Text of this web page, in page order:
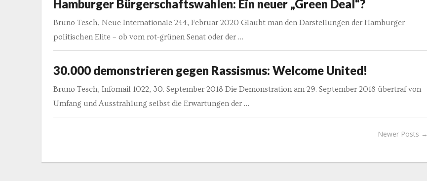
Hamburger Bürgerschaftswahlen: Ein neuer „Green Deal“?
Bruno Tesch, Neue Internationale 244, Februar 2020 Glaubt man den Darstellungen der Hamburger
politischen Elite – ob vom rot-grünen Senat oder der …
30.000 demonstrieren gegen Rassismus: Welcome United!
Bruno Tesch, Infomail 1022, 30. September 2018 Die Demonstration am 29. September 2018 übertraf von
Umfang und Ausstrahlung selbst die Erwartungen der …
Newer Posts →